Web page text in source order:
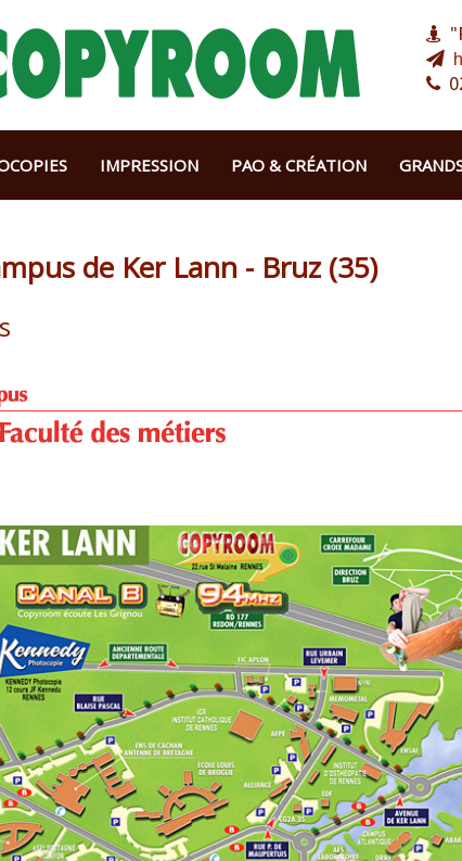
IMPRESSION PAO & CRÉATION
de Ker Lann - Bruz (35)